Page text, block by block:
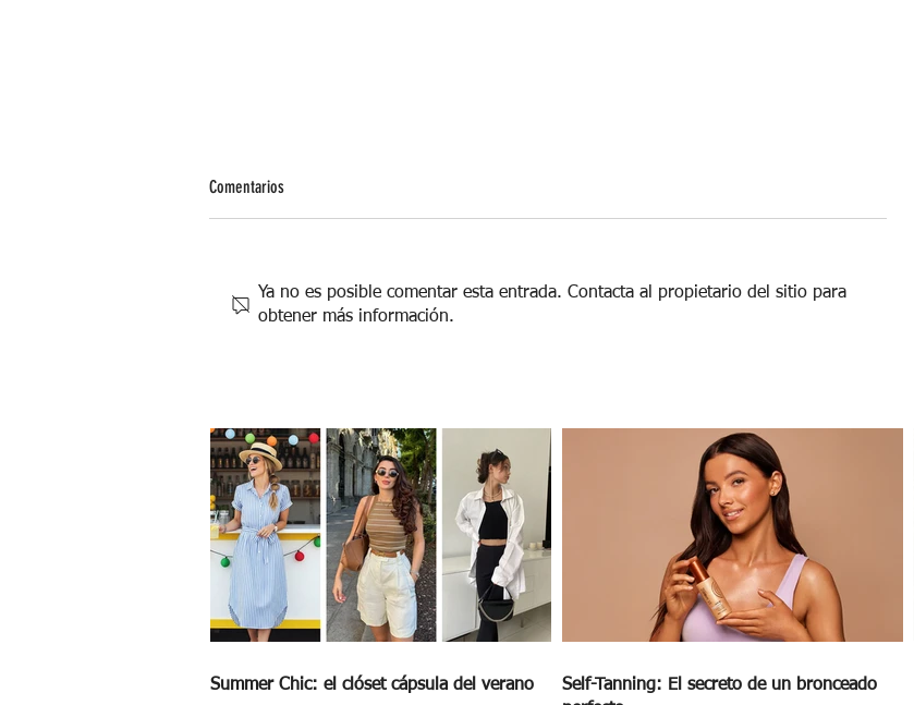
Los secretos detrás del Halloween
Comentarios
Ya no es posible comentar esta entrada. Contacta al propietario del sitio para
obtener más información.
Summer Chic: el clóset cápsula del verano
Self-Tanning: El secreto de un bronceado